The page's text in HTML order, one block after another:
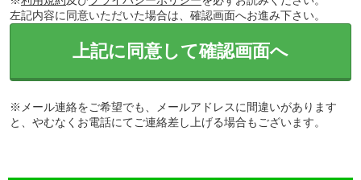
左記内容に同意いただいた場合は、確認画面へお進み下さい。
上記に同意して確認画面へ
※メール連絡をご希望でも、メールアドレスに間違いがあります
と、やむなくお電話にてご連絡差し上げる場合もございます。